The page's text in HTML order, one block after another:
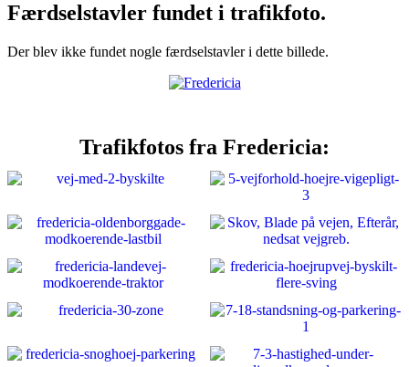
Færdselstavler fundet i trafikfoto.
Der blev ikke fundet nogle færdselstavler i dette billede.
Trafikfotos fra Fredericia: